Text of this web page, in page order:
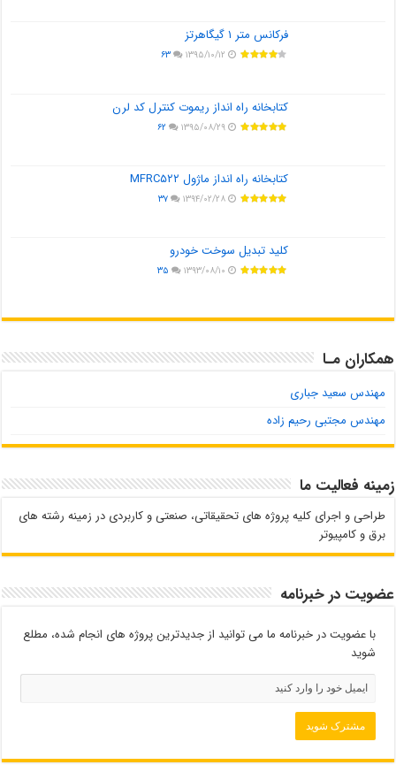
فرکانس متر ۱ گیگاهرتز
۱۳۹۵/۱۰/۱۲ ۶۳
کتابخانه راه انداز ریموت کنترل کد لرن
۱۳۹۵/۰۸/۲۹ ۶۲
کتابخانه راه انداز ماژول MFRC۵۲۲
۱۳۹۴/۰۲/۲۸ ۳۷
کلید تبدیل سوخت خودرو
۱۳۹۳/۰۸/۱۰ ۳۵
همکاران مـا
مهندس سعید جباری
مهندس مجتبی رحیم زاده
زمینه فعالیت ما
طراحی و اجرای کلیه پروژه های تحقیقاتی، صنعتی و کاربردی در زمینه رشته های
برق و کامپیوتر
عضویت در خبرنامه
با عضویت در خبرنامه ما می توانید از جدیدترین پروژه های انجام شده، مطلع
شوید